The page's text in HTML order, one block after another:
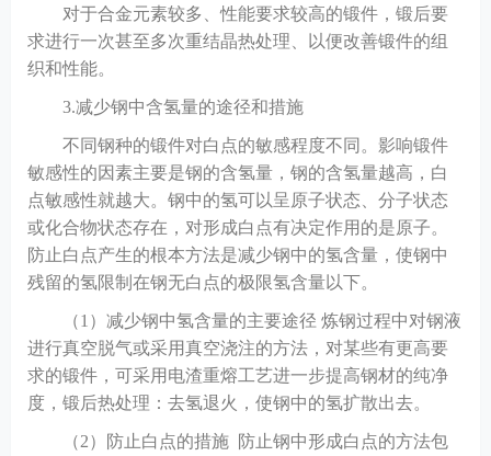
对于合金元素较多、性能要求较高的锻件，锻后要
求进行一次甚至多次重结晶热处理、以便改善锻件的组
织和性能。
3.减少钢中含氢量的途径和措施
不同钢种的锻件对白点的敏感程度不同。影响锻件
敏感性的因素主要是钢的含氢量，钢的含氢量越高，白
点敏感性就越大。钢中的氢可以呈原子状态、分子状态
或化合物状态存在，对形成白点有决定作用的是原子。
防止白点产生的根本方法是减少钢中的氢含量，使钢中
残留的氢限制在钢无白点的极限氢含量以下。
（1）减少钢中氢含量的主要途径 炼钢过程中对钢液
进行真空脱气或采用真空浇注的方法，对某些有更高要
求的锻件，可采用电渣重熔工艺进一步提高钢材的纯净
度，锻后热处理：去氢退火，使钢中的氢扩散出去。
（2）防止白点的措施 防止钢中形成白点的方法包